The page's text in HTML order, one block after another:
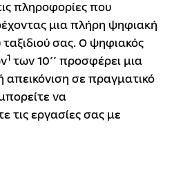
πληροφορίες που
μια πλήρη ψηφιακή
σας. Ο ψηφιακός
1των 10΄΄ προσφέρει μια
απεικόνιση σε πραγματικό
να
τις εργασίες σας με